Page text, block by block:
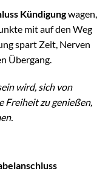
Kündigungwagen,
mit auf den Weg
spart Zeit, Nerven
Übergang.
wird, sich von
Freiheit zu genießen,